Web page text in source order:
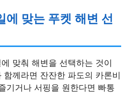
에 맞는 푸켓 해변 선
맞춰 해변을 선택하는 것이
함께라면 잔잔한 파도의 카론비
기거나 서핑을 원한다면 빠통